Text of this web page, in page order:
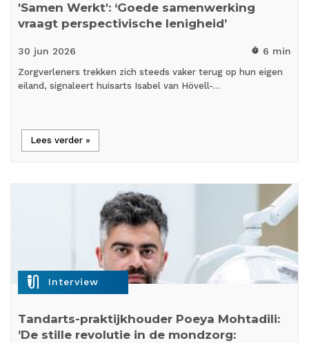
'Samen Werkt': ‘Goede samenwerking
vraagt perspectivische lenigheid’
30 jun 2026 timer 6 min
Zorgverleners trekken zich steeds vaker terug op hun eigen
eiland, signaleert huisarts Isabel van Hövell-…
Lees verder »
mic_external_on Interview
Tandarts-praktijkhouder Poeya Mohtadili:
’De stille revolutie in de mondzorg: